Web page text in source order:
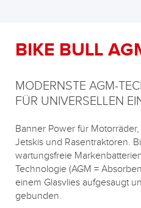
BIKE BULL
MODERNSTE AGM-
FÜR UNIVERSELLEN
Banner Power für
Jetskis und Rasentraktoren.
wartungsfreie
Technologie (AGM =
einem Glasvlies aufgesaugt
gebunden.